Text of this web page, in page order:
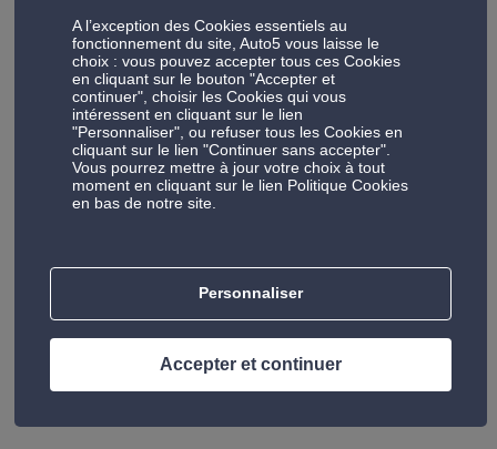
Découvrez notre atelier automobile à Roeselare
Découvrez notre centre situé à Roeselare, où chaque clic
révèle notre expertise, nos méthodes de travail
novatrices à la pointe de la technologie et notre
engagement. Parcourez nos installations virtuellement et
n'hésitez pas à nous rendre visite pour une expérience tout
A l’exception des Cookies essentiels au
fonctionnement du site, Auto5 vous laisse le
choix : vous pouvez accepter tous ces Cookies
en cliquant sur le bouton "Accepter et
continuer", choisir les Cookies qui vous
intéressent en cliquant sur le lien
"Personnaliser", ou refuser tous les Cookies en
cliquant sur le lien "Continuer sans accepter".
Vous pourrez mettre à jour votre choix à tout
moment en cliquant sur le lien Politique Cookies
en bas de notre site.
Personnaliser
Accepter et continuer